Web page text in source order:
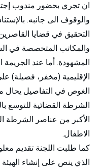
ان تجري بحضور مندوب
والوقوف الى جانبه.
التحقيق في قضايا
والمكاتب المتخصصة في
المشهودة. أما عند
الإقليمية (مخفر، فصيلة)
الغوص في التفاصيل يحال
الشرطة القضائية للتوسع
الأكبر من عناصر الشرطة
الاطفال.
الذي ينص على إنشاء